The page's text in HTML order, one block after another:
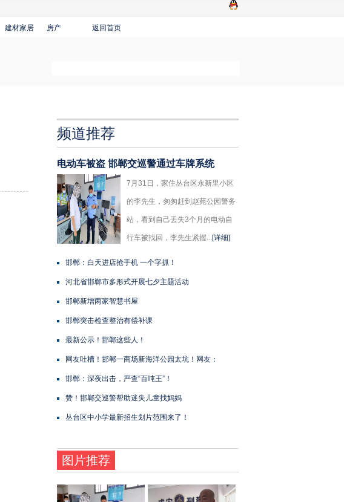
建材家居 房产 返回首页
频道推荐
电动车被盗 邯郸交巡警通过车牌系统
7月31日，家住丛台区永新里小区
的李先生，匆匆赶到赵苑公园警务
站，看到自己丢失3个月的电动自
行车被找回，李先生紧握...[详细]
邯郸：白天进店抢手机 一个字抓！
河北省邯郸市多形式开展七夕主题活动
邯郸新增两家智慧书屋
邯郸突击检查整治有偿补课
最新公示！邯郸这些人！
网友吐槽！邯郸一商场新海洋公园太坑！网友：
邯郸：深夜出击，严查“百吨王”！
赞！邯郸交巡警帮助迷失儿童找妈妈
丛台区中小学最新招生划片范围来了！
图片推荐